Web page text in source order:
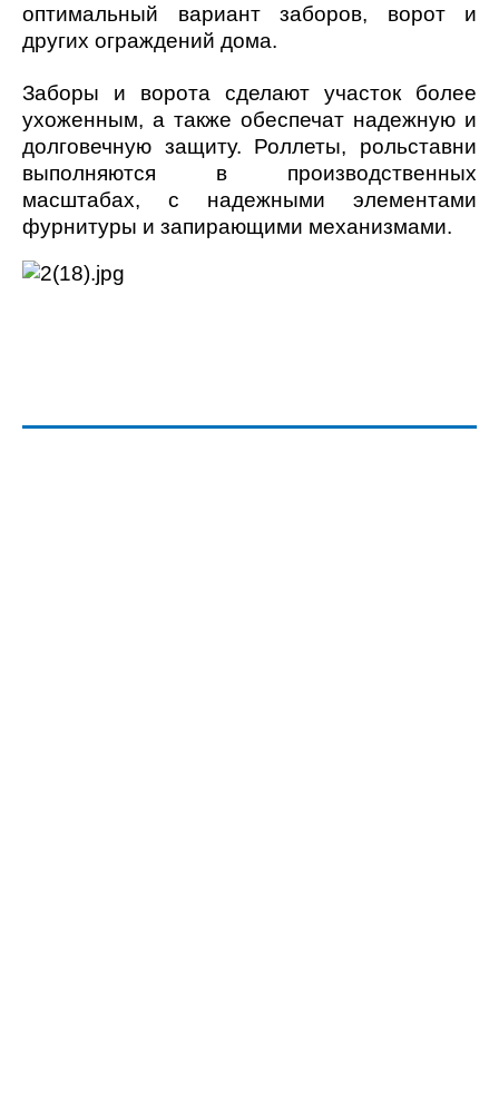
оптимальный вариант заборов, ворот и
других ограждений дома.
Заборы и ворота сделают участок более
ухоженным, а также обеспечат надежную и
долговечную защиту. Роллеты, рольставни
выполняются в производственных
масштабах, с надежными элементами
фурнитуры и запирающими механизмами.